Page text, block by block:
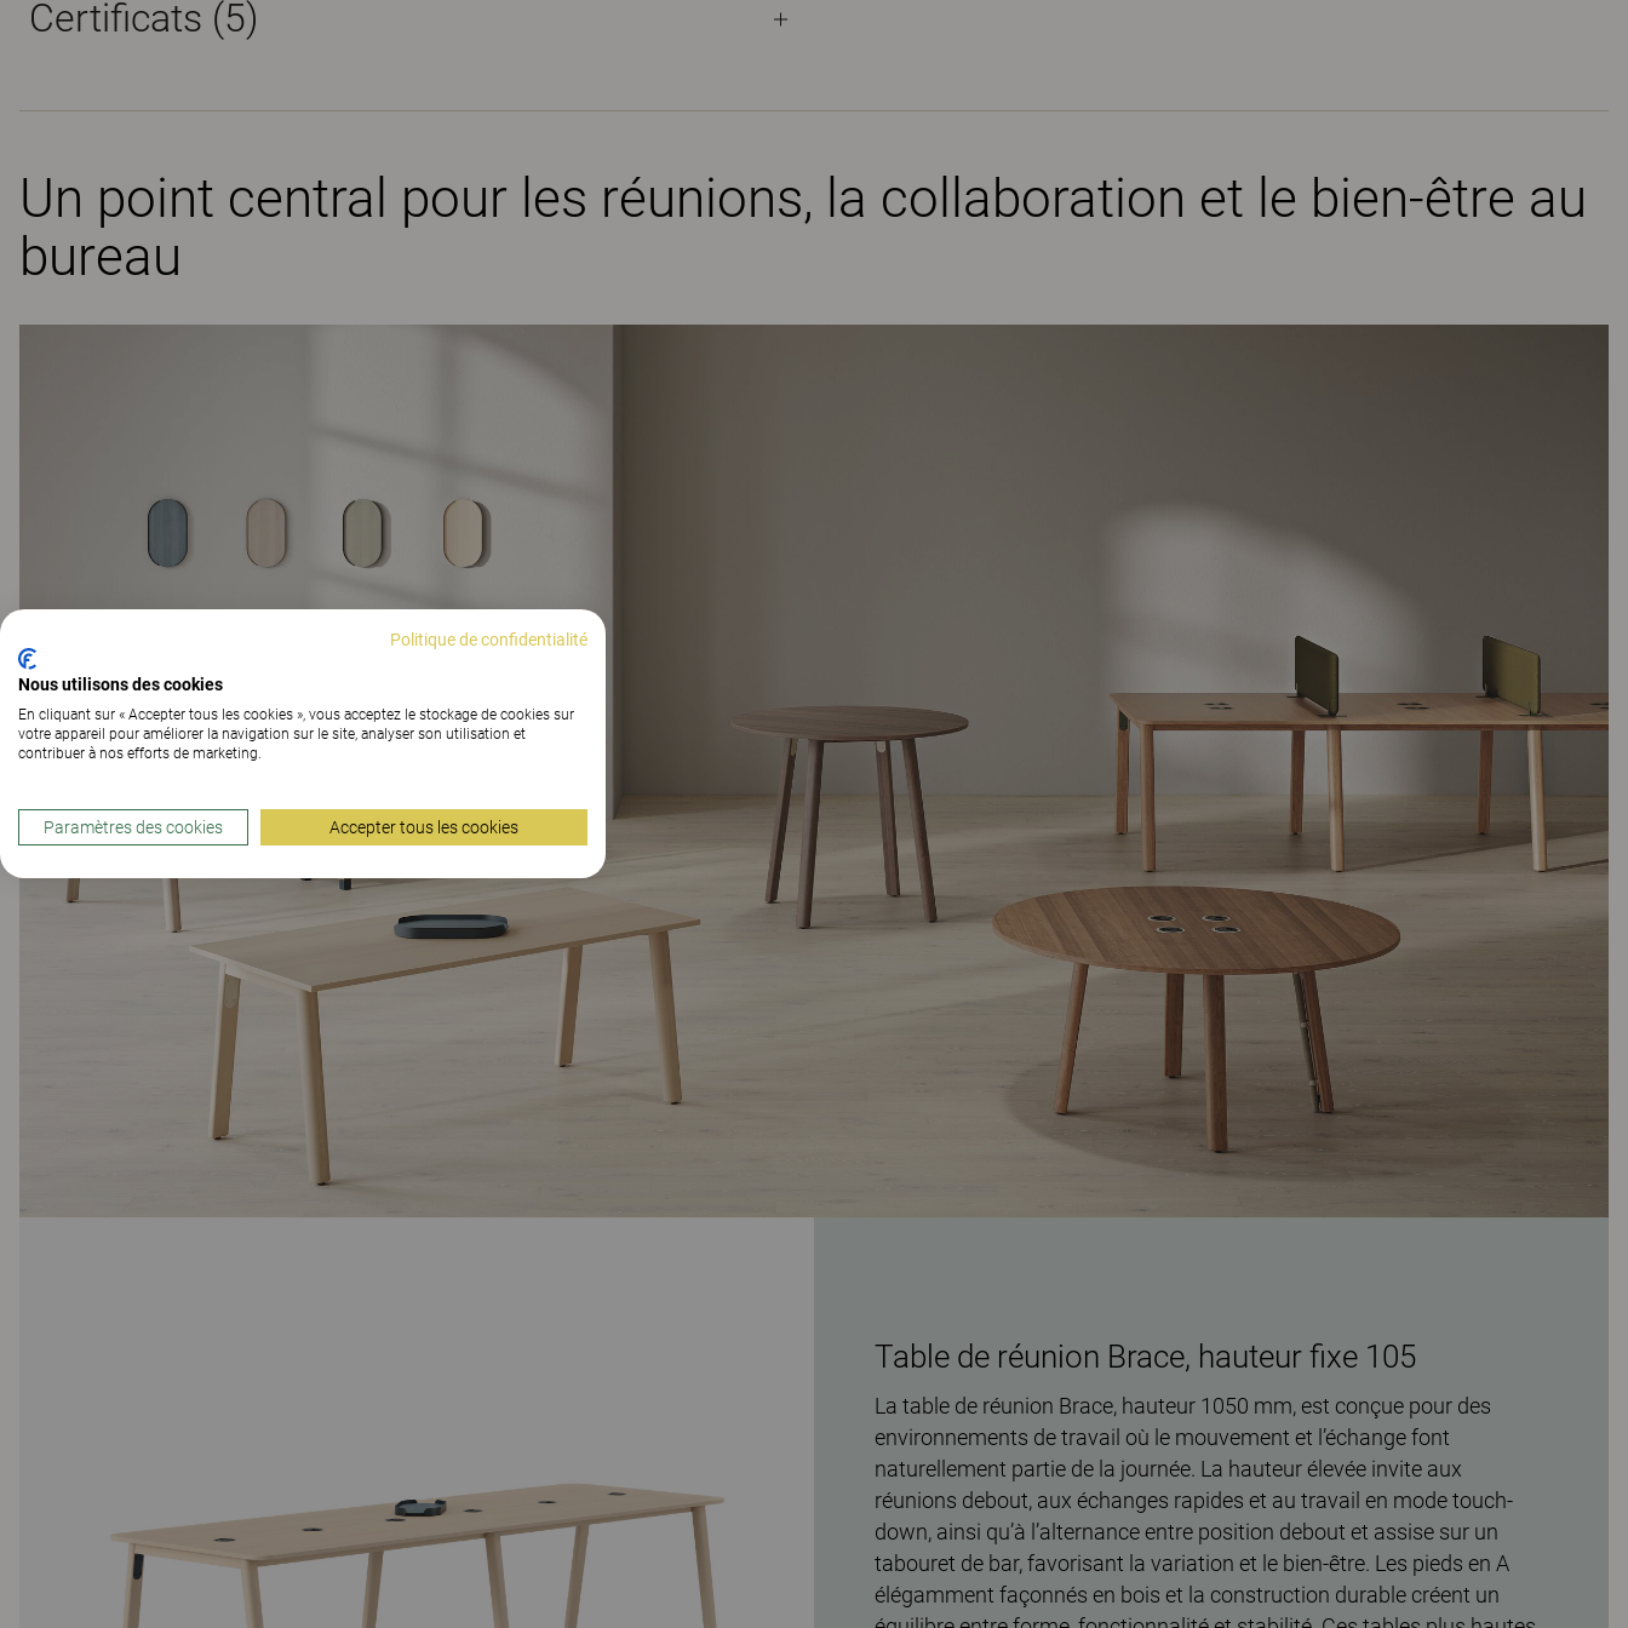
Certificats (5)
Un point central pour les réunions, la collaboration et le bien-être au
bureau
Table de réunion Brace, hauteur fixe 105
La table de réunion Brace, hauteur 1050 mm, est conçue pour des
environnements de travail où le mouvement et l’échange font
naturellement partie de la journée. La hauteur élevée invite aux
réunions debout, aux échanges rapides et au travail en mode touch-
down, ainsi qu’à l’alternance entre position debout et assise sur un
tabouret de bar, favorisant la variation et le bien-être. Les pieds en A
élégamment façonnés en bois et la construction durable créent un
Politique de confidentialité
Nous utilisons des cookies
En cliquant sur « Accepter tous les cookies », vous acceptez le stockage de cookies sur
votre appareil pour améliorer la navigation sur le site, analyser son utilisation et
contribuer à nos efforts de marketing.
Paramètres des cookies Accepter tous les cookies